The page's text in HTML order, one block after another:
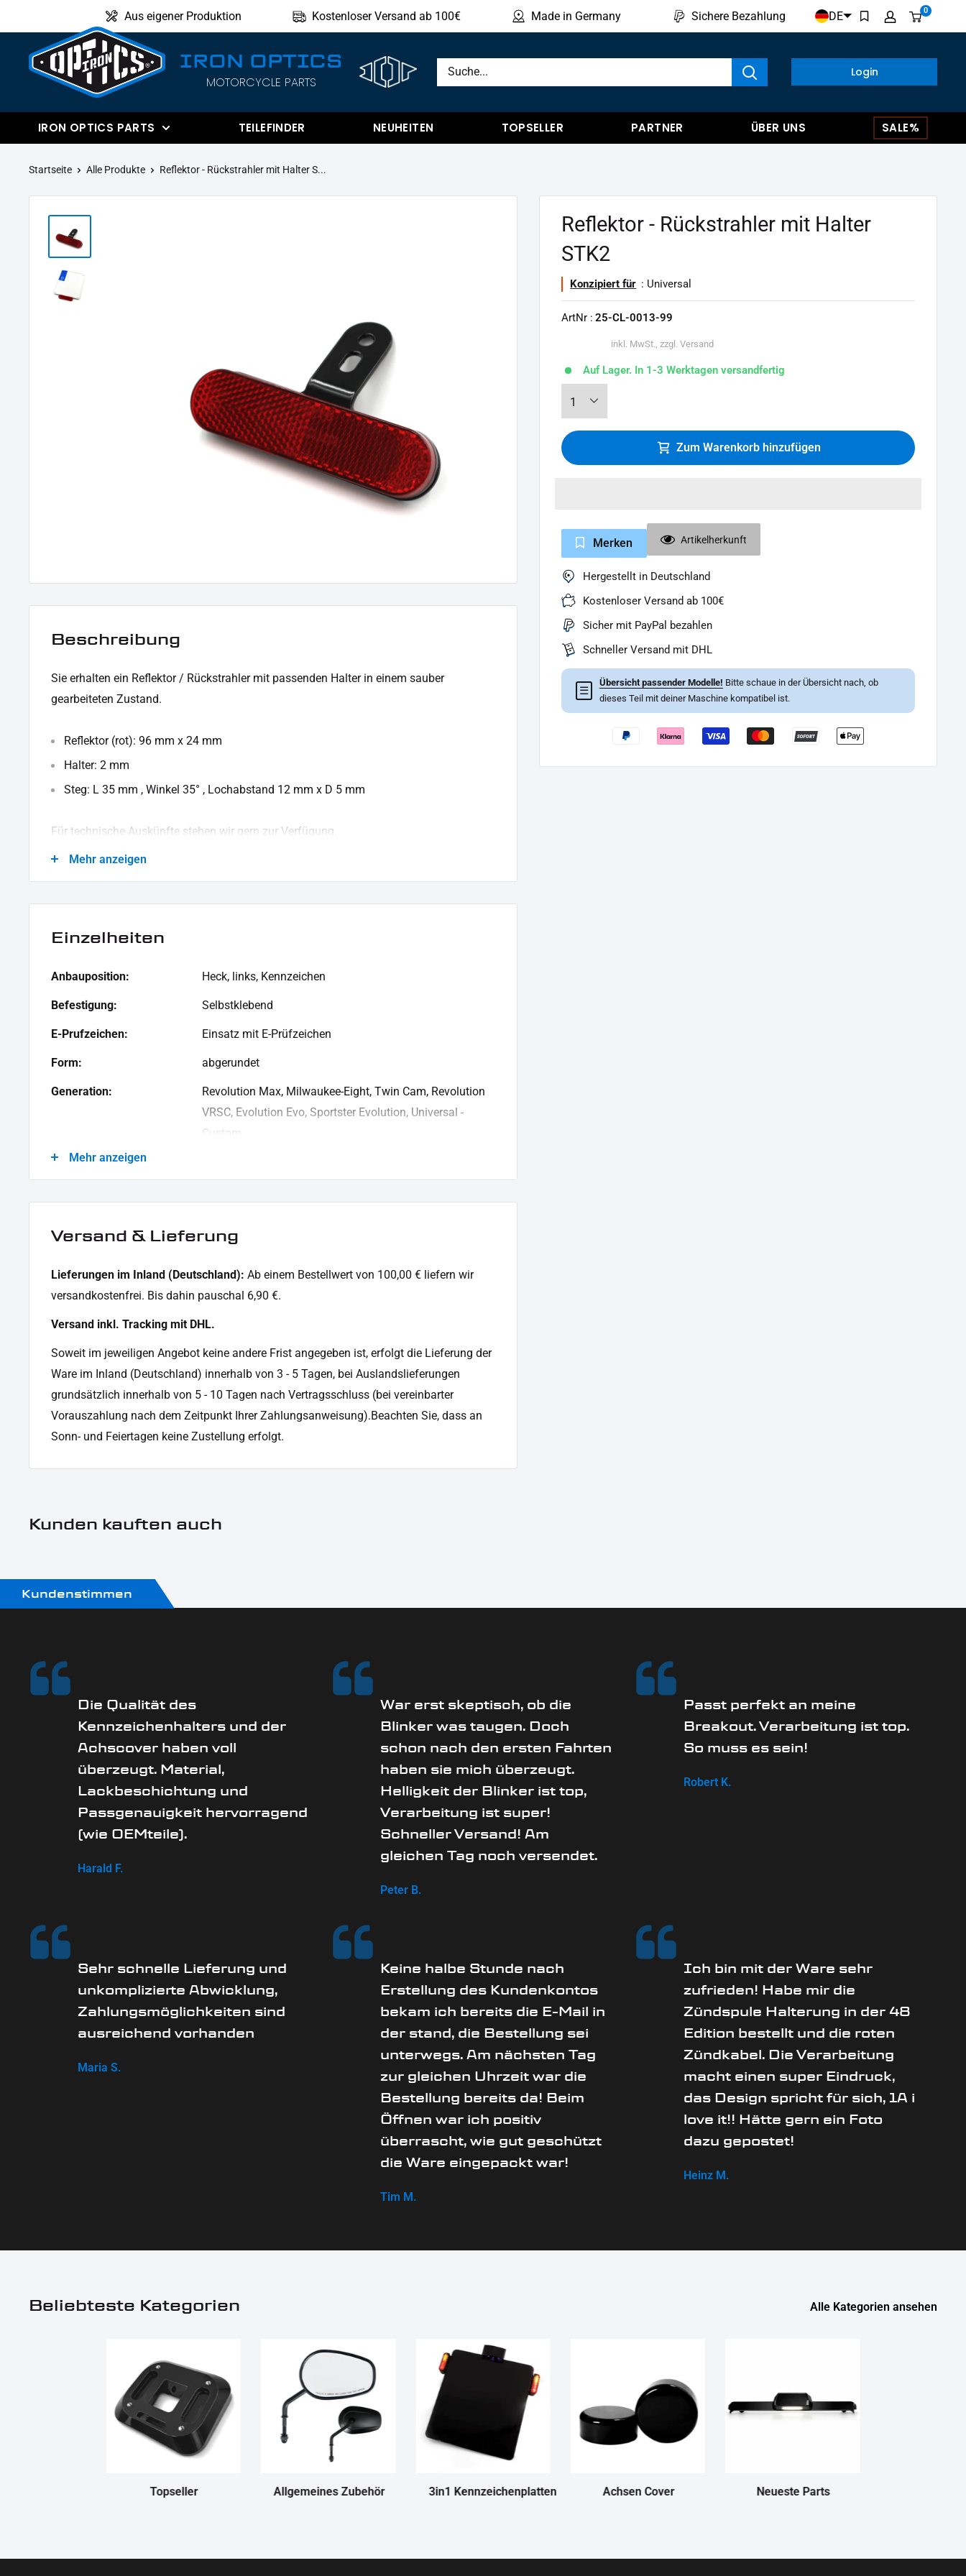
zum
Aus eigener Produktion Kostenloser Versand ab 100€ Made in Germany Sichere Bezahlung DE 0
IRON
IRON OPTICS
MOTORCYCLE PARTS
Login
IRON OPTICS PARTS TEILEFINDER NEUHEITEN TOPSELLER PARTNER ÜBER UNS SALE%
Produkte anzeigen
Startseite Alle Produkte Reflektor - Rückstrahler mit Halter S...
Reflektor - Rückstrahler mit Halter
STK2
Konzipiert für : Universal
ArtNr : 25-CL-0013-99
inkl. MwSt., zzgl. Versand
Auf Lager. In 1-3 Werktagen versandfertig
Zum Warenkorb hinzufügen
Merken Artikelherkunft
Hergestellt in Deutschland
Kostenloser Versand ab 100€
Sicher mit PayPal bezahlen
Schneller Versand mit DHL
☰
Übersicht passender Modelle! Bitte schaue in der Übersicht nach, ob
dieses Teil mit deiner Maschine kompatibel ist.
Beschreibung
Sie erhalten ein Reflektor / Rückstrahler mit passenden Halter in einem sauber
gearbeiteten Zustand.
Reflektor (rot): 96 mm x 24 mm
Halter: 2 mm
Steg: L 35 mm , Winkel 35° , Lochabstand 12 mm x D 5 mm
Für technische Auskünfte stehen wir gern zur Verfügung.
LIEFERUMFANG:
1x Halter
1x Reflektor / Rückstrahler
Dieses Angebot kann Beispielbilder enthalten, deren Inhalt über den Lieferumfang hinaus geht.
Mehr anzeigen
Einzelheiten
Anbauposition: Heck, links, Kennzeichen
Befestigung: Selbstklebend
E-Prufzeichen: Einsatz mit E-Prüfzeichen
Form: abgerundet
Generation:
Revolution Max, Milwaukee-Eight, Twin Cam, Revolution
VRSC, Evolution Evo, Sportster Evolution, Universal -
Custom
Masse:
Material: Aluminium, Kunststoff
Montagehinweise:
https://cdn.shopify.com/s/files/1/0628/0996/4701/files
Motorradmarke:
Universal Marke
Mehr anzeigen
Versand & Lieferung
Lieferungen im Inland (Deutschland): Ab einem Bestellwert von 100,00 € liefern wir
versandkostenfrei. Bis dahin pauschal 6,90 €.
Versand inkl. Tracking mit DHL.
Soweit im jeweiligen Angebot keine andere Frist angegeben ist, erfolgt die Lieferung der
Ware im Inland (Deutschland) innerhalb von 3 - 5 Tagen, bei Auslandslieferungen
grundsätzlich innerhalb von 5 - 10 Tagen nach Vertragsschluss (bei vereinbarter
Vorauszahlung nach dem Zeitpunkt Ihrer Zahlungsanweisung).Beachten Sie, dass an
Sonn- und Feiertagen keine Zustellung erfolgt.
Kunden kauften auch
Kundenstimmen
Die Qualität des
Kennzeichenhalters und der
Achscover haben voll
überzeugt. Material,
Lackbeschichtung und
Passgenauigkeit hervorragend
(wie OEMteile).
Harald F.
War erst skeptisch, ob die
Blinker was taugen. Doch
schon nach den ersten Fahrten
haben sie mich überzeugt.
Helligkeit der Blinker ist top,
Verarbeitung ist super!
Schneller Versand! Am
gleichen Tag noch versendet.
Peter B.
Passt perfekt an meine
Breakout. Verarbeitung ist top.
So muss es sein!
Robert K.
Sehr schnelle Lieferung und
unkomplizierte Abwicklung,
Zahlungsmöglichkeiten sind
ausreichend vorhanden
Maria S.
Keine halbe Stunde nach
Erstellung des Kundenkontos
bekam ich bereits die E-Mail in
der stand, die Bestellung sei
unterwegs. Am nächsten Tag
zur gleichen Uhrzeit war die
Bestellung bereits da! Beim
Öffnen war ich positiv
überrascht, wie gut geschützt
die Ware eingepackt war!
Tim M.
Ich bin mit der Ware sehr
zufrieden! Habe mir die
Zündspule Halterung in der 48
Edition bestellt und die roten
Zündkabel. Die Verarbeitung
macht einen super Eindruck,
das Design spricht für sich, 1A i
love it!! Hätte gern ein Foto
dazu gepostet!
Heinz M.
Beliebteste Kategorien Alle Kategorien ansehen
Topseller Allgemeines Zubehör 3in1 Kennzeichenplatten Achsen Cover Neueste Parts